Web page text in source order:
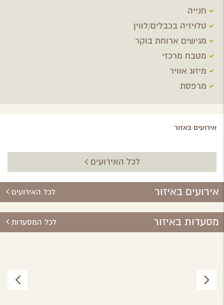
חנייה
טלויזיה בכבלים/לווין
מגישים ארוחת בוקר
מטבח מרכזי
מיזוג אוויר
מרפסת
אירועים באזור
לכל האירועים
אירועים באיזור לכל האירועים
מסעדות באיזור לכל המסעדות